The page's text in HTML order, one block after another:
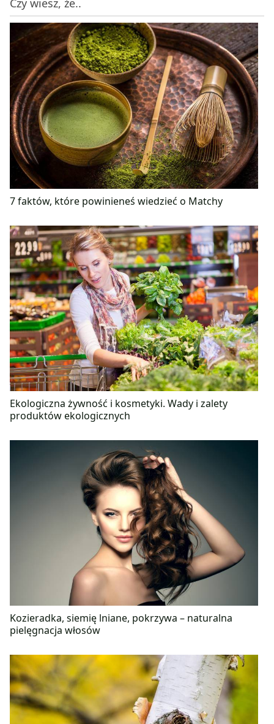
Czy wiesz, że..
7 faktów, które powinieneś wiedzieć o Matchy
Ekologiczna żywność i kosmetyki. Wady i zalety
produktów ekologicznych
Kozieradka, siemię lniane, pokrzywa – naturalna
pielęgnacja włosów